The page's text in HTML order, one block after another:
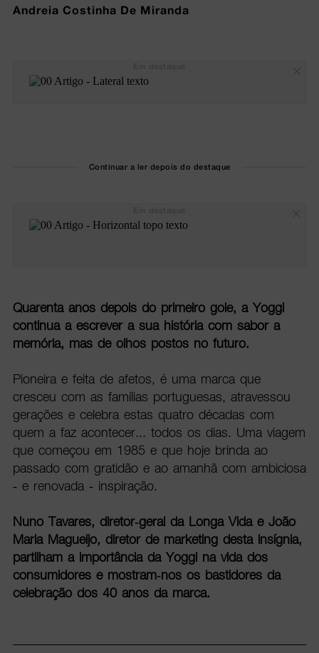
Andreia Costinha De Miranda
Continuar a ler depois do destaque
Quarenta anos depois do primeiro gole, a Yoggi
continua a escrever a sua história com sabor a
memória, mas de olhos postos no futuro.
Pioneira e feita de afetos, é uma marca que
cresceu com as famílias portuguesas, atravessou
gerações e celebra estas quatro décadas com
quem a faz acontecer... todos os dias. Uma viagem
que começou em 1985 e que hoje brinda ao
passado com gratidão e ao amanhã com ambiciosa
- e renovada - inspiração.
Nuno Tavares, diretor-geral da Longa Vida e João
Maria Magueijo, diretor de marketing desta insígnia,
partilham a importância da Yoggi na vida dos
consumidores e mostram-nos os bastidores da
celebração dos 40 anos da marca.